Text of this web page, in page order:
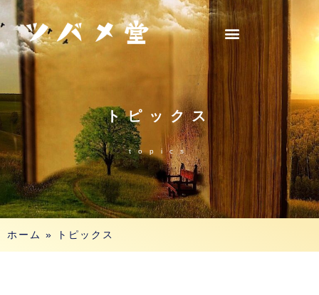
トピックス
topics
ホーム » トピックス